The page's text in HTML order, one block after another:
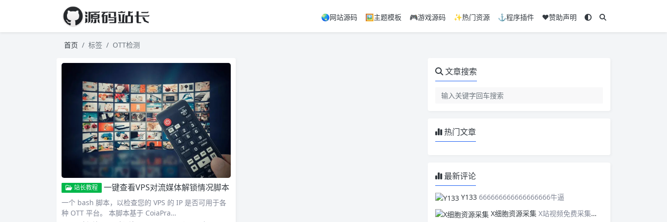
🌏网站源码 🖼️主题模板 🎮游戏源码 ✨热门资源 ⚓程序插件 ❤️赞助声明
首页 标签 OTT检测
站长教程 一键查看VPS对流媒体解锁情况脚本
一个 bash 脚本，以检查您的 VPS 的 IP 是否可用于各
种 OTT 平台。 本脚本基于 CoiaPra…
文章搜索
热门文章
最新评论
Y133 666666666666666666牛逼
X细胞资源采集 X站视频免费采集，可以适配此CMS，含免费模板。有需要的站长可以看看xxibaozyw.com